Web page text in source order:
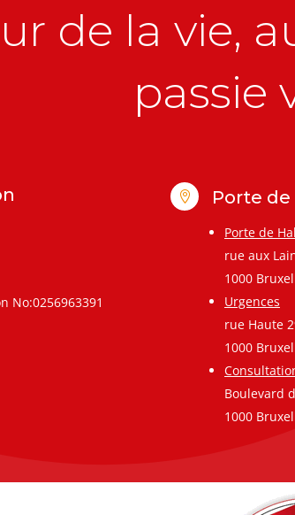
de la vie,
passie
No:0256963391
 Porte de
Porte de
rue aux
1000
Urgences
rue Haute
1000
Boulevard
1000